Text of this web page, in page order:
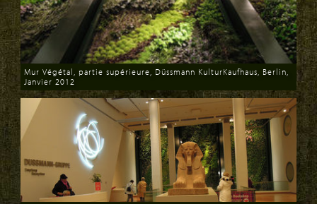
Download
Mur Végétal, partie supérieure, Düssmann KulturKaufhaus, Berlin,
Janvier 2012